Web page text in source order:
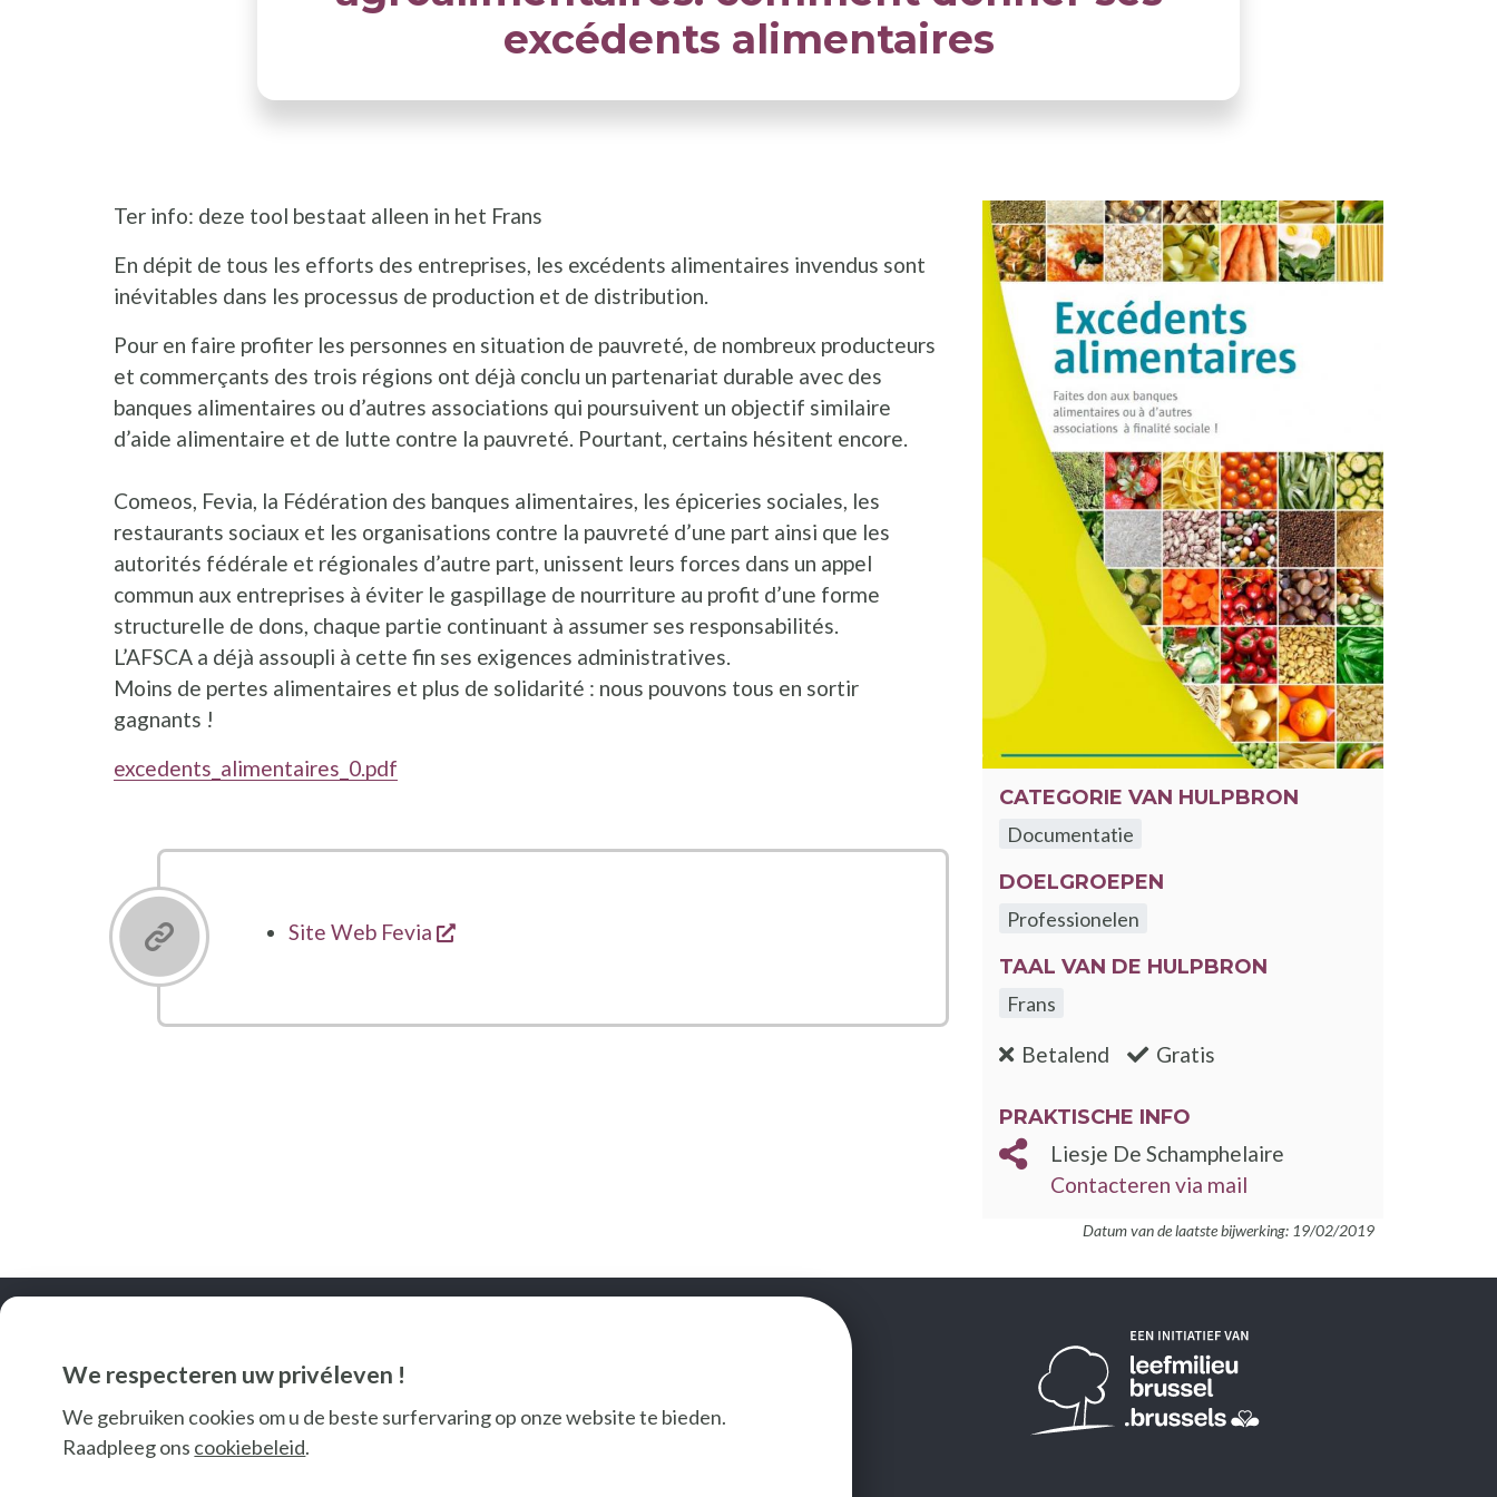
We respecteren uw privéleven !
We gebruiken cookies om u de beste surfervaring op onze website te bieden.
Raadpleeg ons cookiebeleid.
excédents alimentaires
Ter info: deze tool bestaat alleen in het Frans
En dépit de tous les efforts des entreprises, les excédents alimentaires invendus sont
inévitables dans les processus de production et de distribution.
Pour en faire profiter les personnes en situation de pauvreté, de nombreux producteurs
et commerçants des trois régions ont déjà conclu un partenariat durable avec des
banques alimentaires ou d’autres associations qui poursuivent un objectif similaire
d’aide alimentaire et de lutte contre la pauvreté. Pourtant, certains hésitent encore.
Comeos, Fevia, la Fédération des banques alimentaires, les épiceries sociales, les
restaurants sociaux et les organisations contre la pauvreté d’une part ainsi que les
autorités fédérale et régionales d’autre part, unissent leurs forces dans un appel
commun aux entreprises à éviter le gaspillage de nourriture au profit d’une forme
structurelle de dons, chaque partie continuant à assumer ses responsabilités.
L’AFSCA a déjà assoupli à cette fin ses exigences administratives.
Moins de pertes alimentaires et plus de solidarité : nous pouvons tous en sortir
gagnants !
excedents_alimentaires_0.pdf
Site Web Fevia opent een nieuw venster
CATEGORIE VAN HULPBRON
Documentatie
DOELGROEPEN
Professionelen
TAAL VAN DE HULPBRON
Frans
Betalend :nee Gratis
PRAKTISCHE INFO
Liesje De Schamphelaire
Contacteren via mail
Datum van de laatste bijwerking: 19/02/2019
VOLG ONS